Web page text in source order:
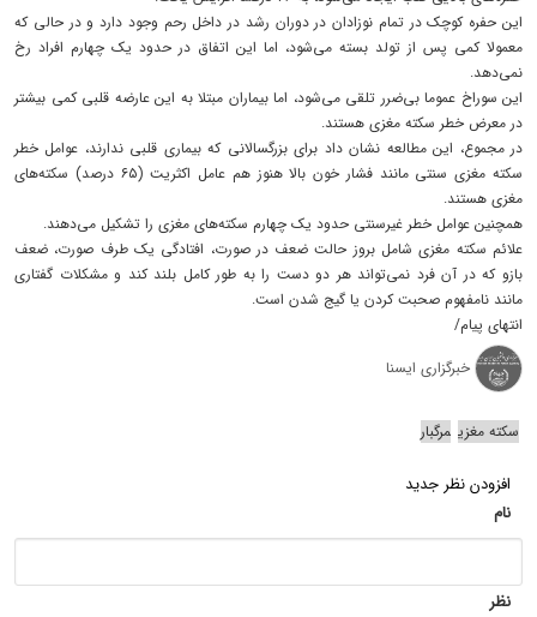
این حفره کوچک در تمام نوزادان در دوران رشد در داخل رحم وجود دارد و در حالی که
معمولا کمی پس از تولد بسته می‌شود، اما این اتفاق در حدود یک چهارم افراد رخ
نمی‌دهد.
این سوراخ عموما بی‌ضرر تلقی می‌شود، اما بیماران مبتلا به این عارضه قلبی کمی بیشتر
در معرض خطر سکته مغزی هستند.
در مجموع، این مطالعه نشان داد برای بزرگسالانی که بیماری قلبی ندارند، عوامل خطر
سکته مغزی سنتی مانند فشار خون بالا هنوز هم عامل اکثریت (۶۵ درصد) سکته‌های
مغزی هستند.
همچنین عوامل خطر غیرسنتی حدود یک چهارم سکته‌های مغزی را تشکیل می‌دهند.
علائم سکته مغزی شامل بروز حالت ضعف در صورت، افتادگی یک طرف صورت، ضعف
بازو که در آن فرد نمی‌تواند هر دو دست را به طور کامل بلند کند و مشکلات گفتاری
مانند نامفهوم صحبت کردن یا گیج شدن است.
انتهای پیام/
خبرگزاری ایسنا
سکته مغزی مرگبار
افزودن نظر جدید
نام
نظر